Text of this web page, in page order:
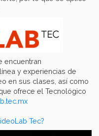
encuentran
y experiencias de
en sus clases, así como
ofrece el Tecnológico
Tec?